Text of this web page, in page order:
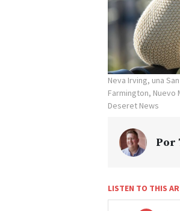
Neva Irving, una
Farmington, Nuevo
Deseret News
Por
LISTEN TO THIS